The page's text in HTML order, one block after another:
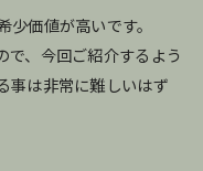
価値が高いです。
で、今回ご紹介するよう
事は非常に難しいはず